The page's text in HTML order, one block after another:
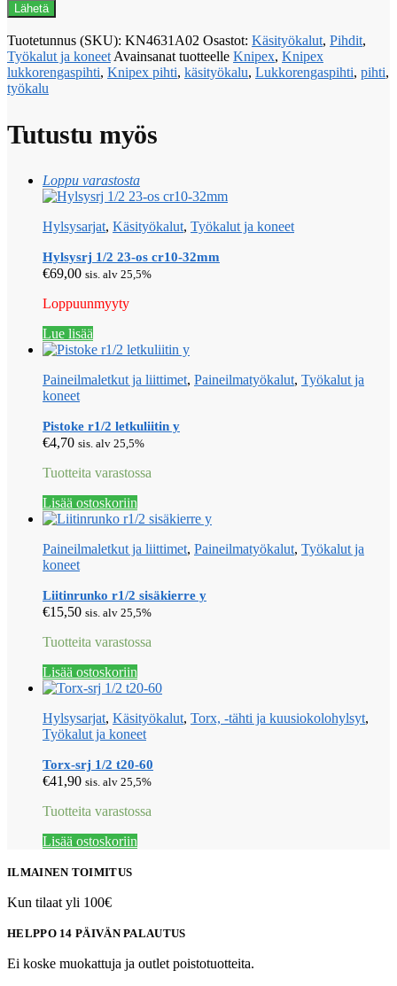
Tuotetunnus (SKU): KN4631A02 Osastot: Käsityökalut, Pihdit,
Työkalut ja koneet Avainsanat tuotteelle Knipex, Knipex
lukkorengaspihti, Knipex pihti, käsityökalu, Lukkorengaspihti, pihti,
työkalu
Tutustu myös
Loppu varastosta
Hylsysarjat, Käsityökalut, Työkalut ja koneet
Hylsysrj 1/2 23-os cr10-32mm
€69,00 sis. alv 25,5%
Loppuunmyyty
Lue lisää
Paineilmaletkut ja liittimet, Paineilmatyökalut, Työkalut ja
koneet
Pistoke r1/2 letkuliitin y
€4,70 sis. alv 25,5%
Tuotteita varastossa
Lisää ostoskoriin
Paineilmaletkut ja liittimet, Paineilmatyökalut, Työkalut ja
koneet
Liitinrunko r1/2 sisäkierre y
€15,50 sis. alv 25,5%
Tuotteita varastossa
Lisää ostoskoriin
Hylsysarjat, Käsityökalut, Torx, -tähti ja kuusiokolohylsyt,
Työkalut ja koneet
Torx-srj 1/2 t20-60
€41,90 sis. alv 25,5%
Tuotteita varastossa
Lisää ostoskoriin
ILMAINEN TOIMITUS
Kun tilaat yli 100€
HELPPO 14 PÄIVÄN PALAUTUS
Ei koske muokattuja ja outlet poistotuotteita.